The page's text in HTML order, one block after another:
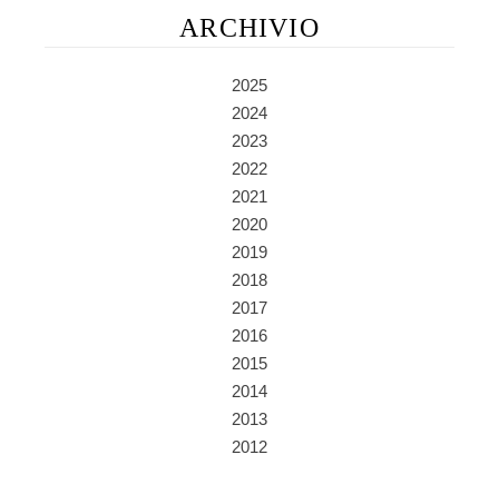
ARCHIVIO
2025
2024
2023
2022
2021
2020
2019
2018
2017
2016
2015
2014
2013
2012